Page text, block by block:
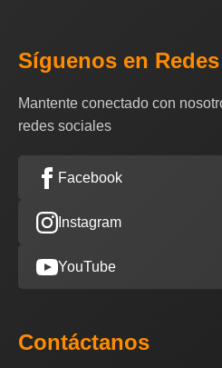
Síguenos en
Mantente conectado con
redes sociales
Facebook
Instagram
YouTube
Contáctanos